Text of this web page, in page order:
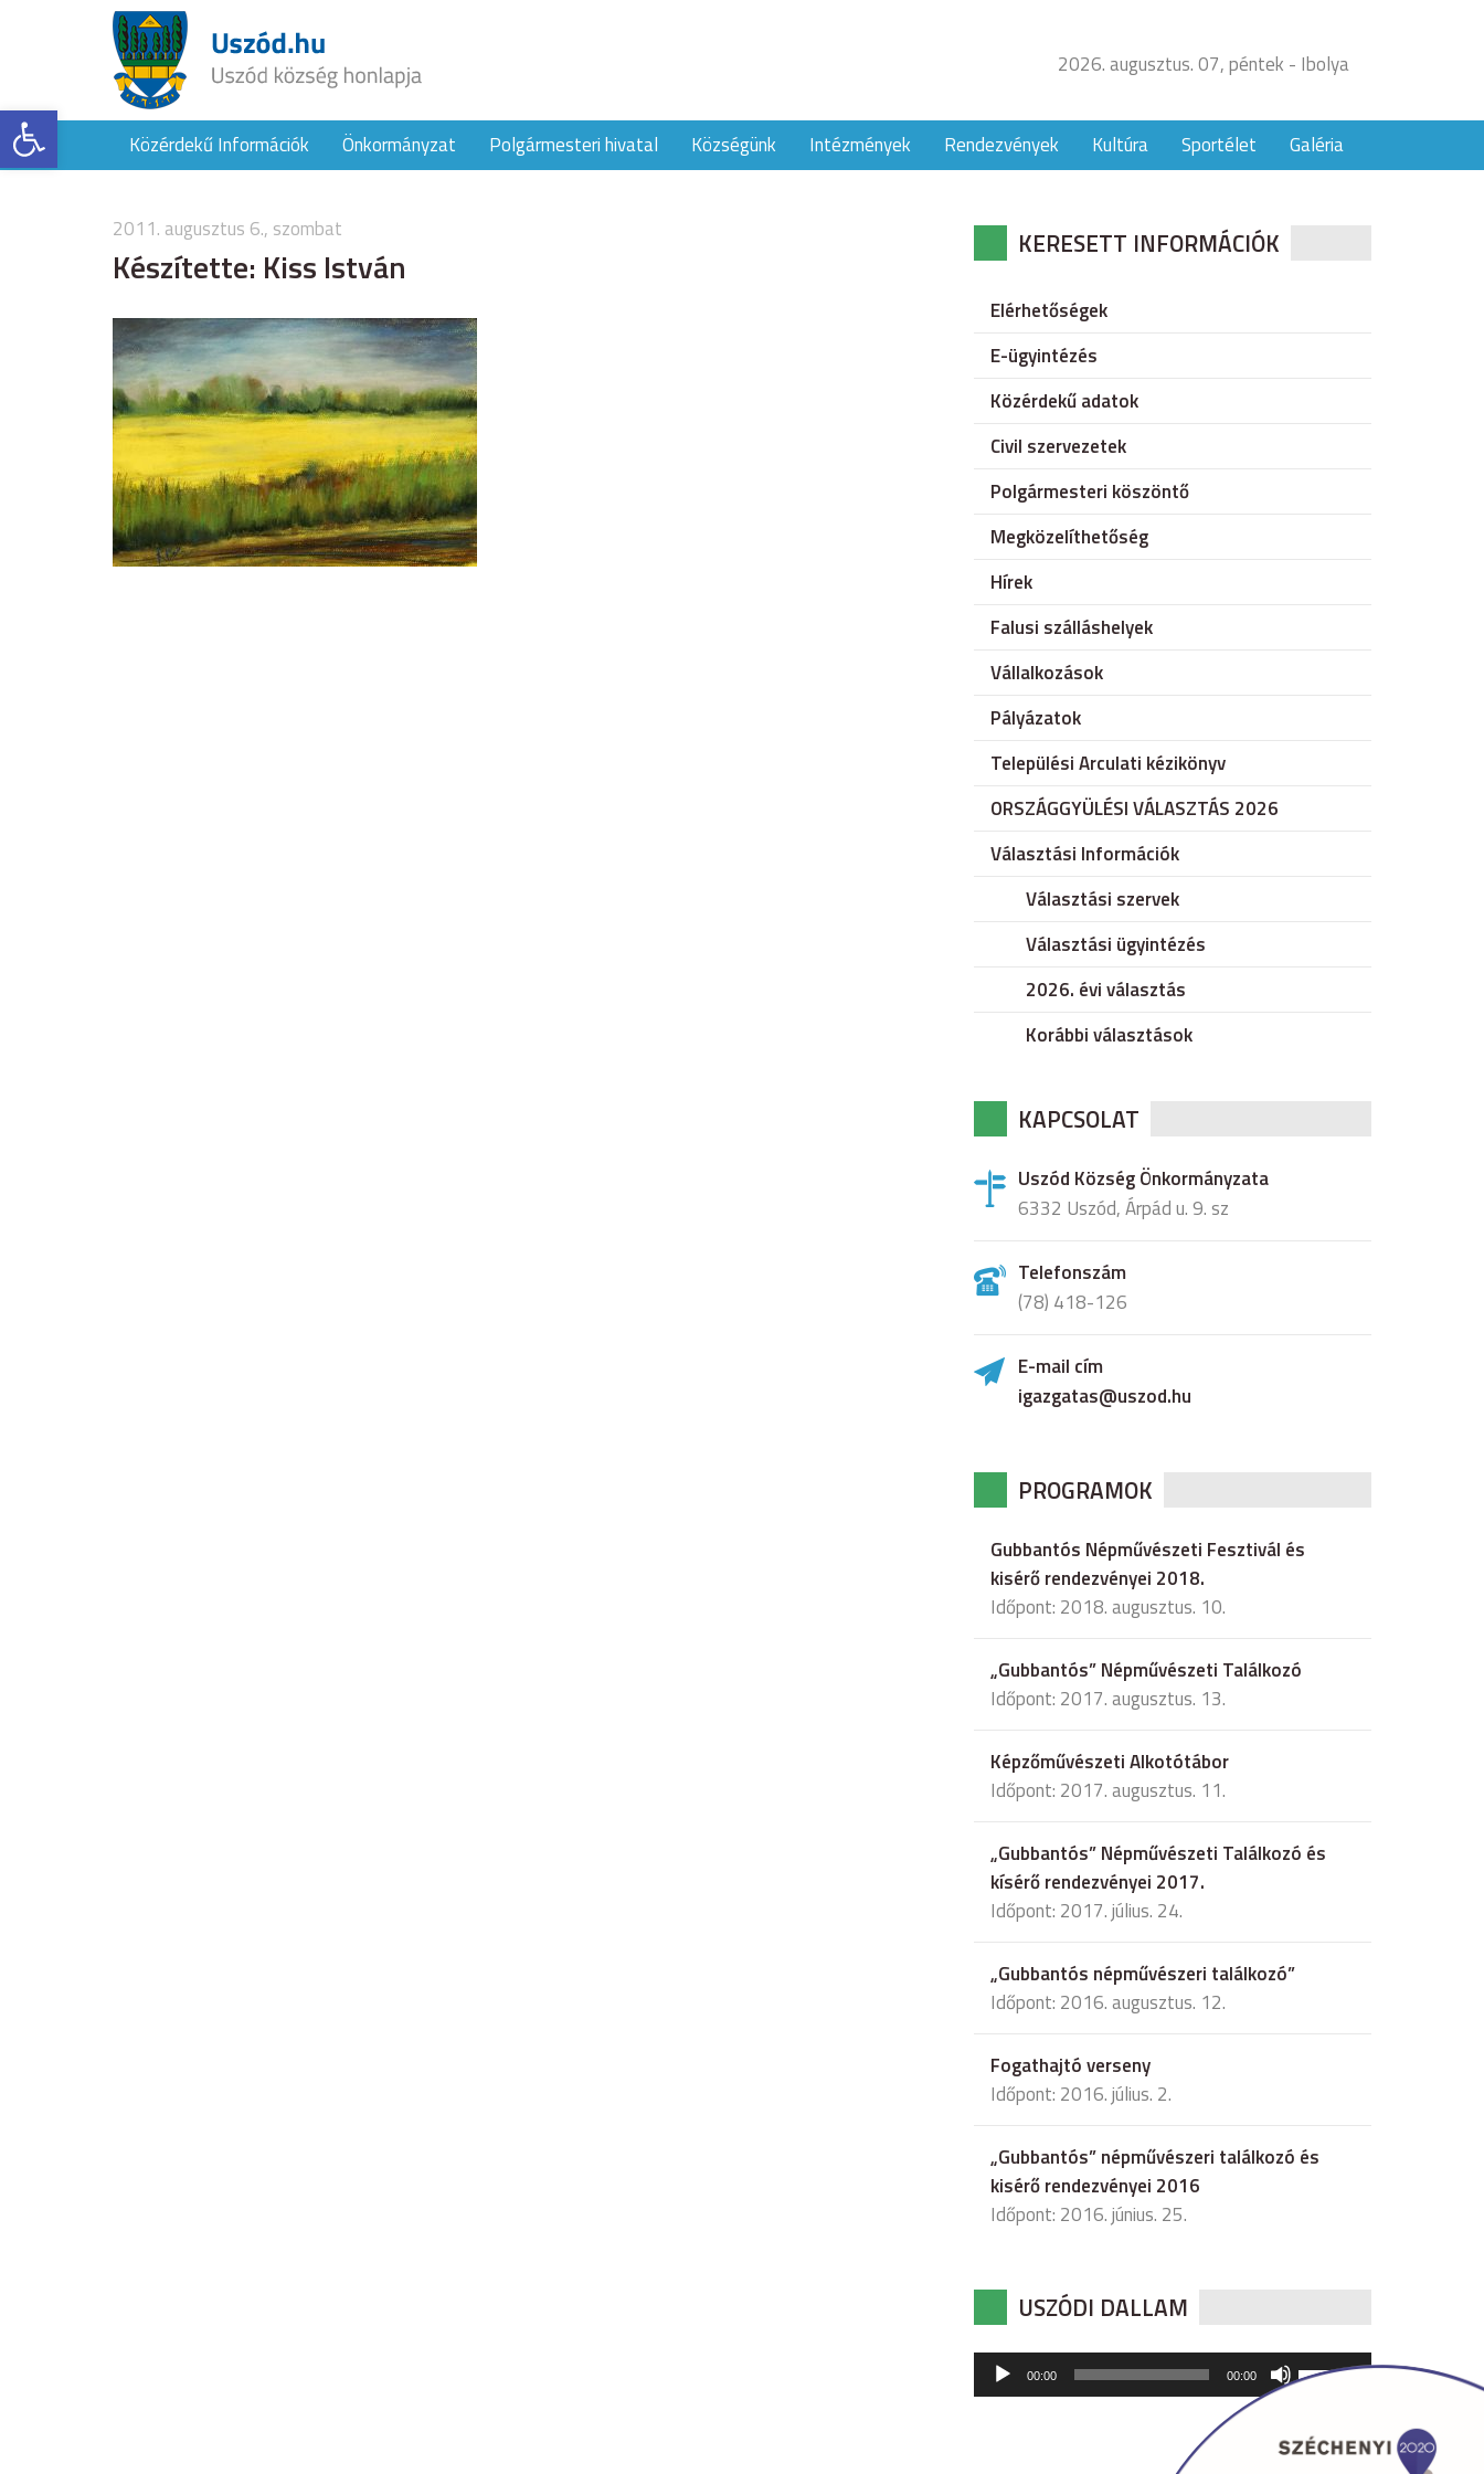
Eszköztár megnyitása
2026. augusztus. 07, péntek - Ibolya
Közérdekű Információk Önkormányzat Polgármesteri hivatal Községünk Intézmények Rendezvények Kultúra Sportélet Galéria
2011. augusztus 6., szombat
Készítette: Kiss István KERESETT INFORMÁCIÓK
Elérhetőségek
E-ügyintézés
Közérdekű adatok
Civil szervezetek
Polgármesteri köszöntő
Megközelíthetőség
Hírek
Falusi szálláshelyek
Vállalkozások
Pályázatok
Települési Arculati kézikönyv
ORSZÁGGYÜLÉSI VÁLASZTÁS 2026
Választási Információk
Választási szervek
Választási ügyintézés
2026. évi választás
Korábbi választások
KAPCSOLAT
Uszód Község Önkormányzata
6332 Uszód, Árpád u. 9. sz
Telefonszám
(78) 418-126
E-mail cím
igazgatas@uszod.hu
PROGRAMOK
Gubbantós Népművészeti Fesztivál és
kisérő rendezvényei 2018.
Időpont: 2018. augusztus. 10.
„Gubbantós” Népművészeti Találkozó
Időpont: 2017. augusztus. 13.
Képzőművészeti Alkotótábor
Időpont: 2017. augusztus. 11.
„Gubbantós” Népművészeti Találkozó és
kísérő rendezvényei 2017.
Időpont: 2017. július. 24.
„Gubbantós népművészeri találkozó”
Időpont: 2016. augusztus. 12.
Fogathajtó verseny
Időpont: 2016. július. 2.
„Gubbantós” népművészeri találkozó és
kisérő rendezvényei 2016
Időpont: 2016. június. 25.
USZÓDI DALLAM
Audió
lejátszó
00:00 00:00
hangerő
csökkentéséhez